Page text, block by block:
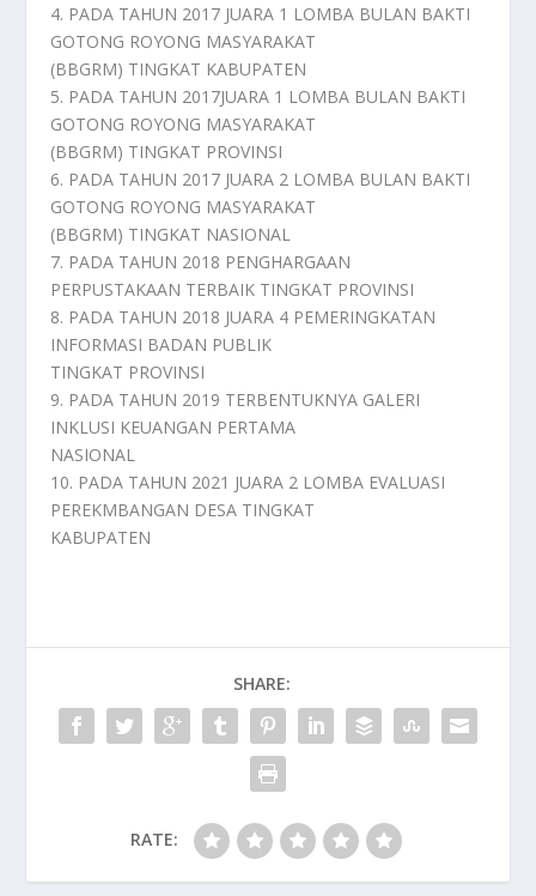
4. PADA TAHUN 2017 JUARA 1 LOMBA BULAN BAKTI
GOTONG ROYONG MASYARAKAT
(BBGRM) TINGKAT KABUPATEN
5. PADA TAHUN 2017JUARA 1 LOMBA BULAN BAKTI
GOTONG ROYONG MASYARAKAT
(BBGRM) TINGKAT PROVINSI
6. PADA TAHUN 2017 JUARA 2 LOMBA BULAN BAKTI
GOTONG ROYONG MASYARAKAT
(BBGRM) TINGKAT NASIONAL
7. PADA TAHUN 2018 PENGHARGAAN
PERPUSTAKAAN TERBAIK TINGKAT PROVINSI
8. PADA TAHUN 2018 JUARA 4 PEMERINGKATAN
INFORMASI BADAN PUBLIK
TINGKAT PROVINSI
9. PADA TAHUN 2019 TERBENTUKNYA GALERI
INKLUSI KEUANGAN PERTAMA
NASIONAL
10. PADA TAHUN 2021 JUARA 2 LOMBA EVALUASI
PEREKMBANGAN DESA TINGKAT
KABUPATEN
SHARE:
RATE: